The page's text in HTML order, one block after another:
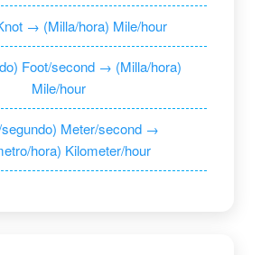
→ (Milla/hora) Mile/hour
Foot/second → (Milla/hora)
Mile/hour
Meter/second →
hora) Kilometer/hour